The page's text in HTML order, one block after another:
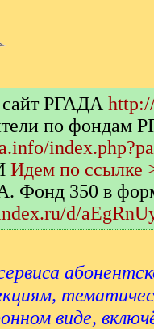
РГАДА
по фондам
Идем по ссылке
Фонд 350 в
d/
виде,